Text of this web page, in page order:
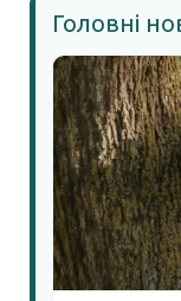
Головні